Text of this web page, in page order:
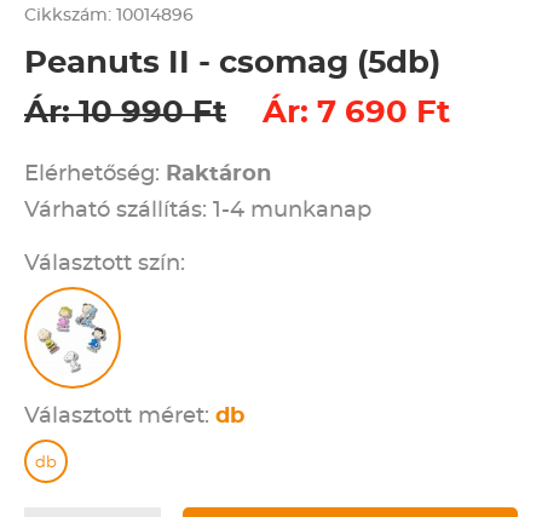
Cikkszám: 10014896
Peanuts II - csomag (5db)
Ár: 10 990 Ft
Ár: 7 690 Ft
Elérhetőség: Raktáron
Várható szállítás: 1-4 munkanap
Választott szín:
Választott méret: db
db